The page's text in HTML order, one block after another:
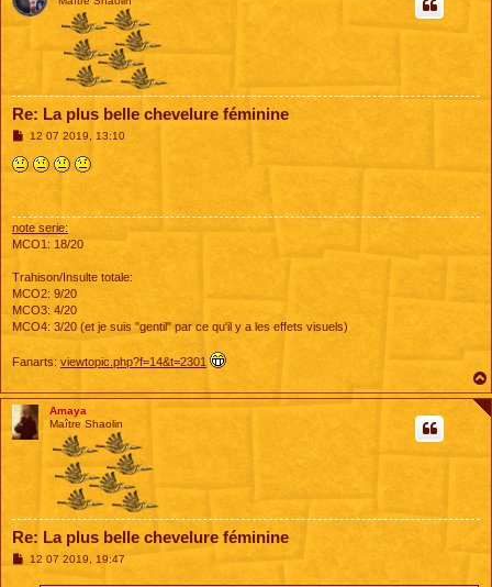
Re: La plus belle chevelure féminine
M
s
s
12 07 2019, 13:10
note serie:
MCO1: 18/20
Trahison/Insulte totale:
MCO2: 9/20
MCO3: 4/20
MCO4: 3/20 (et je suis "gentil" par ce qu'il y a les effets visuels)
Fanarts: viewtopic.php?f=14&t=2301
Amaya
Maître Shaolin
Re: La plus belle chevelure féminine
M12 07 2019, 19:47